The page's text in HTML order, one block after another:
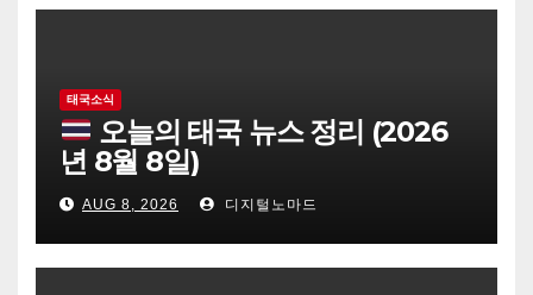
태국소식
오늘의 태국 뉴스 정리 (2026
년 8월 8일)
AUG 8, 2026 디지털노마드